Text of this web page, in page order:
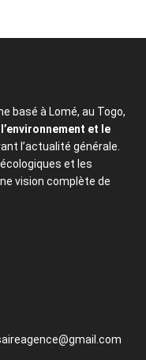
basé à Lomé, au Togo,
et le
l’actualité générale.
et les
vision complète de